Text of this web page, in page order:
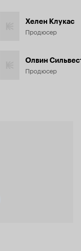
Хелен Клукас
Продюсер
Олвин
Продюсер